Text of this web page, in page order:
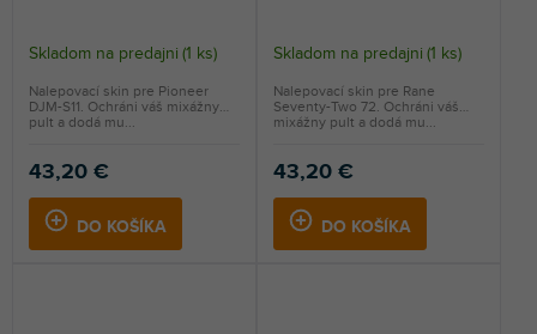
Skladom na predajni (1 ks)
43,20 €
DO KOŠÍKA
Nalepovací skin pre Pioneer
DJM-S11. Ochráni váš mixážny
pult a dodá mu...
Skladom na predajni (1 ks)
43,20 €
DO KOŠÍKA
Nalepovací skin pre Rane
Seventy-Two 72. Ochráni váš
mixážny pult a dodá mu...